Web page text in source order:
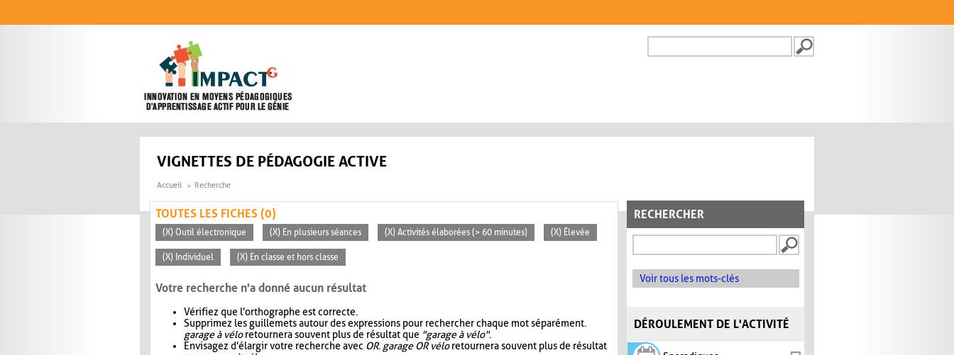
FORMULAIRE DE
VIGNETTES DE PÉDAGOGIE ACTIVE
Accueil Recherche
RECHERCHER
Voir tous les mots-clés
DÉROULEMENT DE L'ACTIVITÉ
TOUTES LES FICHES (0)
(X) Outil électronique (X) En plusieurs séances (X) Activités élaborées (> 60 minutes) (X) Élevée
(X) Individuel (X) En classe et hors classe
Votre recherche n'a donné aucun résultat
Vérifiez que l'orthographe est correcte.
Supprimez les guillemets autour des expressions pour rechercher chaque mot séparément.
garage à véloretournera souvent plus de résultat que "garage à vélo".
Envisagez d'élargir votre recherche avec OR. garage OR véloretournera souvent plus de résultat